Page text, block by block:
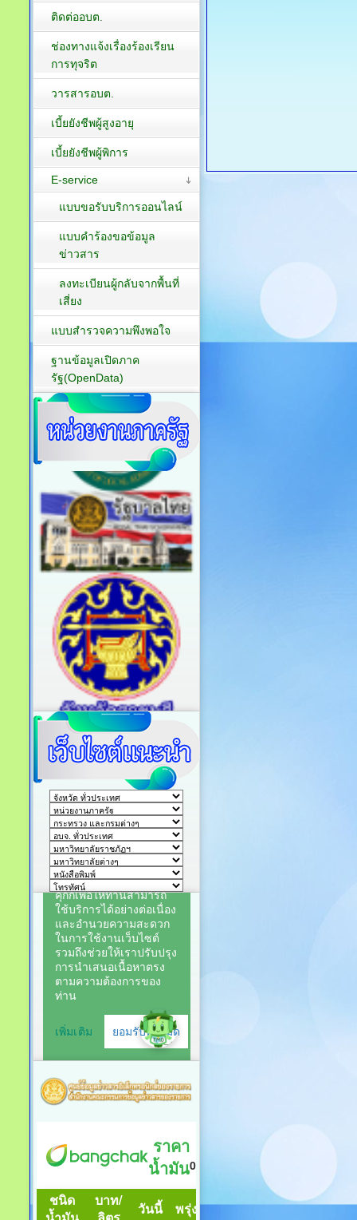
ติดต่ออบต.
ช่องทางแจ้งเรื่องร้องเรียน
การทุจริต
วารสารอบต.
เบี้ยยังชีพผู้สูงอายุ
เบี้ยยังชีพผู้พิการ
E-service
แบบขอรับบริการออนไลน์
แบบคำร้องขอข้อมูล
ข่าวสาร
ลงทะเบียนผู้กลับจากพื้นที่
เสี่ยง
แบบสำรวจความพึงพอใจ
ฐานข้อมูลเปิดภาค
รัฐ(OpenData)